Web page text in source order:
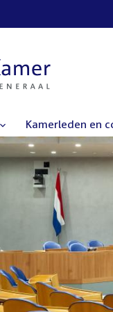
Kamerleden en